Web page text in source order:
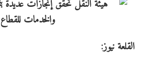
القلعة نيوز: